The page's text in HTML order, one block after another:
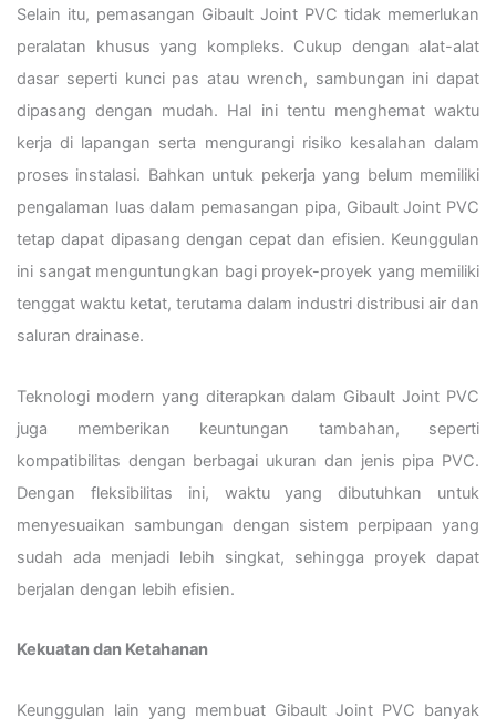
Selain itu, pemasangan Gibault Joint PVC tidak memerlukan
peralatan khusus yang kompleks. Cukup dengan alat-alat
dasar seperti kunci pas atau wrench, sambungan ini dapat
dipasang dengan mudah. Hal ini tentu menghemat waktu
kerja di lapangan serta mengurangi risiko kesalahan dalam
proses instalasi. Bahkan untuk pekerja yang belum memiliki
pengalaman luas dalam pemasangan pipa, Gibault Joint PVC
tetap dapat dipasang dengan cepat dan efisien. Keunggulan
ini sangat menguntungkan bagi proyek-proyek yang memiliki
tenggat waktu ketat, terutama dalam industri distribusi air dan
saluran drainase.
Teknologi modern yang diterapkan dalam Gibault Joint PVC
juga memberikan keuntungan tambahan, seperti
kompatibilitas dengan berbagai ukuran dan jenis pipa PVC.
Dengan fleksibilitas ini, waktu yang dibutuhkan untuk
menyesuaikan sambungan dengan sistem perpipaan yang
sudah ada menjadi lebih singkat, sehingga proyek dapat
berjalan dengan lebih efisien.
Kekuatan dan Ketahanan
Keunggulan lain yang membuat Gibault Joint PVC banyak